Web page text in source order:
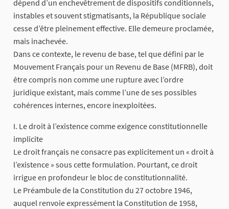
dépend d’un enchevêtrement de dispositifs conditionnels,
instables et souvent stigmatisants, la République sociale
cesse d’être pleinement effective. Elle demeure proclamée,
mais inachevée.
Dans ce contexte, le revenu de base, tel que défini par le
Mouvement Français pour un Revenu de Base (MFRB), doit
être compris non comme une rupture avec l’ordre
juridique existant, mais comme l’une de ses possibles
cohérences internes, encore inexploitées.
I. Le droit à l’existence comme exigence constitutionnelle
implicite
Le droit français ne consacre pas explicitement un « droit à
l’existence » sous cette formulation. Pourtant, ce droit
irrigue en profondeur le bloc de constitutionnalité.
Le Préambule de la Constitution du 27 octobre 1946,
auquel renvoie expressément la Constitution de 1958,